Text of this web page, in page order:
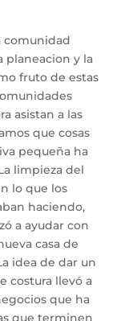
comunidad
planeacion y la
fruto de estas
asistan a las
que cosas
pequeña ha
limpieza del
lo que los
haciendo,
a ayudar con
casa de
idea de dar un
costura llevó a
que ha
que terminen